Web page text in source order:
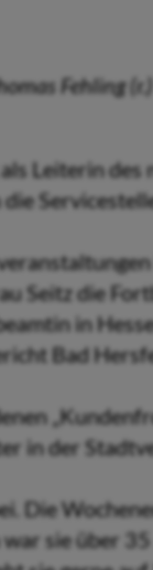
Fehling
Leiterin
Seitz die
in
Bad
in der
Die
sie über